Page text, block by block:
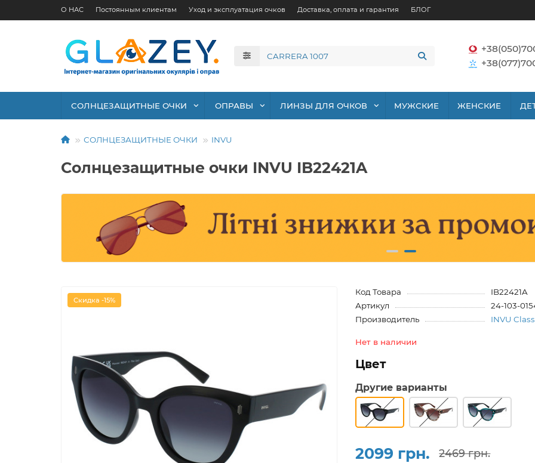
О НАС Постоянным клиентам Уход и эксплуатация очков Доставка, оплата и гарантия БЛОГ
СОЛНЦЕЗАЩИТНЫЕ ОЧКИ ОПРАВЫ ЛИНЗЫ ДЛЯ ОЧКОВ МУЖСКИЕ ЖЕНСКИЕ
СОЛНЦЕЗАЩИТНЫЕ ОЧКИ INVU
Солнцезащитные очки INVU IB22421A
Скидка -15%
Код Товара
IB22421A
Артикул
24-103-
Производитель
INVU
Нет в наличии
Цвет
Другие варианты
2099 грн. 2469 грн.